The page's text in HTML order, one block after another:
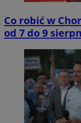
Co robić w
od 7 do 9